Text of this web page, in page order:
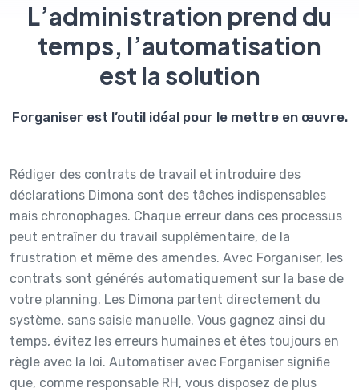
L’administration prend du
temps, l’automatisation
est la solution
Forganiser est l’outil idéal pour le mettre en œuvre.
Rédiger des contrats de travail et introduire des
déclarations Dimona sont des tâches indispensables
mais chronophages. Chaque erreur dans ces processus
peut entraîner du travail supplémentaire, de la
frustration et même des amendes. Avec Forganiser, les
contrats sont générés automatiquement sur la base de
votre planning. Les Dimona partent directement du
système, sans saisie manuelle. Vous gagnez ainsi du
temps, évitez les erreurs humaines et êtes toujours en
règle avec la loi. Automatiser avec Forganiser signifie
que, comme responsable RH, vous disposez de plus